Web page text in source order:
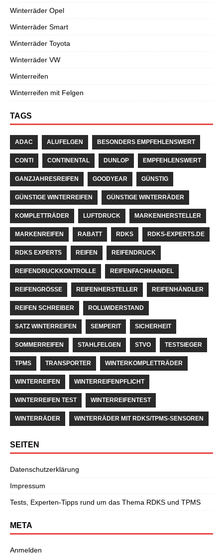
Winterräder Opel
Winterräder Smart
Winterräder Toyota
Winterräder VW
Winterreifen
Winterreifen mit Felgen
TAGS
ADAC ALUFELGEN BESONDERS EMPFEHLENSWERT
CONTI CONTINENTAL DUNLOP EMPFEHLENSWERT
GANZJAHRESREIFEN GOODYEAR GÜNSTIG
GÜNSTIGE WINTERREIFEN GÜNSTIGE WINTERRÄDER
KOMPLETTRÄDER LUFTDRUCK MARKENHERSTELLER
MARKENREIFEN RABATT RDKS RDKS-EXPERTS.DE
RDKS EXPERTS REIFEN REIFENDRUCK
REIFENDRUCKKONTROLLE REIFENFACHHANDEL
REIFENGRÖSSE REIFENHERSTELLER REIFENHÄNDLER
REIFEN SCHREIBER ROLLWIDERSTAND
SATZ WINTERREIFEN SEMPERIT SICHERHEIT
SOMMERREIFEN STAHLFELGEN STVO TESTSIEGER
TPMS TRANSPORTER WINTERKOMPLETTRÄDER
WINTERREIFEN WINTERREIFENPFLICHT
WINTERREIFEN TEST WINTERREIFENTEST
WINTERRÄDER WINTERRÄDER MIT RDKS/TPMS-SENSOREN
SEITEN
Datenschutzerklärung
Impressum
Tests, Experten-Tipps rund um das Thema RDKS und TPMS
META
Anmelden